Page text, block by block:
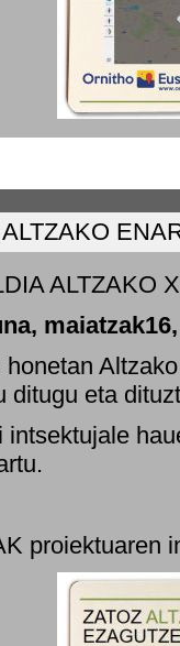
ALTZAKO
honetan
ditugu eta
intsektujale
proiektuaren